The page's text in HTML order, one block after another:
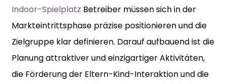
Indoor-Spielplatz Betreiber müssen sich in der
Markteintrittsphase präzise positionieren und die
Zielgruppe klar definieren. Darauf aufbauend ist die
Planung attraktiver und einzigartiger Aktivitäten,
die Förderung der Eltern-Kind-Interaktion und die